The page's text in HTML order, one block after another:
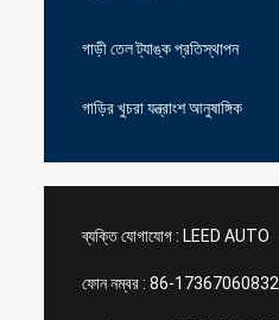
গাড়ী তেল ট্যাঙ্ক প্রতিস্থাপন
গাড়ির খুচরা যন্ত্রাংশ আনুষাঙ্গিক
ব্যক্তি যোগাযোগ : LEED AUTO
ফোন নম্বর : 86-17367060832